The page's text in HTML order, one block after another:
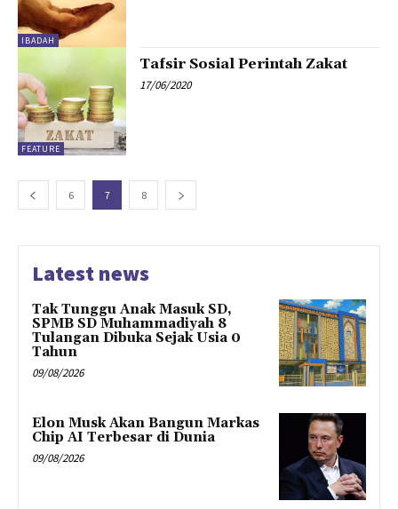
IBADAH
FEATURE
Tafsir Sosial Perintah Zakat
17/06/2020
6 7 8
Latest news
Tak Tunggu Anak Masuk SD,
SPMB SD Muhammadiyah 8
Tulangan Dibuka Sejak Usia 0
Tahun
09/08/2026
Elon Musk Akan Bangun Markas
Chip AI Terbesar di Dunia
09/08/2026